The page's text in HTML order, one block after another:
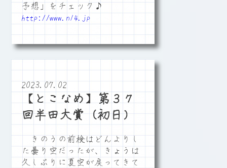
予想」をチェック♪
http://www.n14.jp
2023.07.02
【とこなめ】第３７
回半田大賞（初日）
きのうの前検はどんよりし
た曇り空だったが、きょうは
久しぶりに夏空が戻ってきて